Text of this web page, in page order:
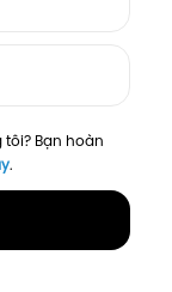
Bạn hoàn
.